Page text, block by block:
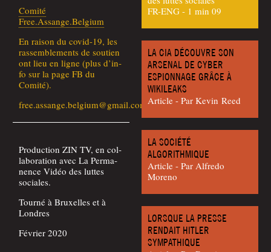
Comi­té
Free.Assange.Belgium
En rai­son du covid-19, les
ras­sem­ble­ments de sou­tien
ont lieu en ligne (plus d’in­
fo sur la page FB du
Comité).
free.assange.belgium@gmail.com
Pro­duc­tion ZIN TV, en col­
la­bo­ra­tion avec La Per­ma­
nence Vidéo des luttes
sociales.
Tour­né à Bruxelles et à
Londres
Février 2020
FR-ENG - 1 min 09
LA CIA DÉCOUVRE SON
ARSENAL DE CYBER
ESPIONNAGE GRÂCE À
WIKILEAKS
Article - Par Kevin Reed
LA SOCIÉTÉ
ALGORITHMIQUE
Article - Par Alfre­do
Moreno
LORSQUE LA PRESSE
RENDAIT HITLER
SYMPATHIQUE